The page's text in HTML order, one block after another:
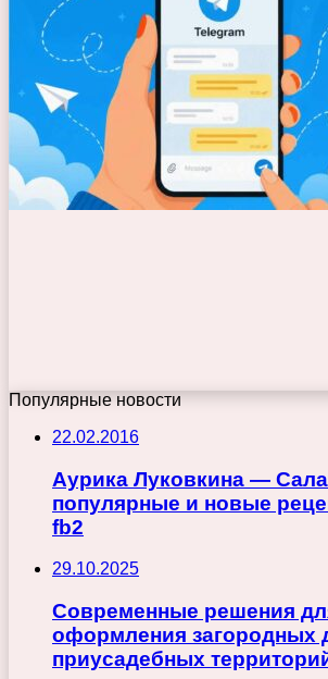
Популярные новости
22.02.2016
Аурика Луковкина —
популярные и новые
fb2
29.10.2025
Современные решения
оформления загородных
приусадебных